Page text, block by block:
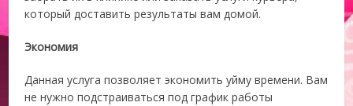
который доставить результаты вам домой.
Экономия
Данная услуга позволяет экономить уйму времени. Вам
не нужно подстраиваться под график работы